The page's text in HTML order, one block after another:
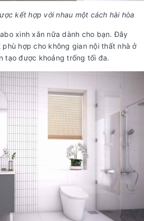
kết hợp với nhau một cách hài hòa
xinh xắn nữa dành cho bạn. Đây
hợp cho không gian nội thất nhà ở
tạo được khoảng trống tối đa.